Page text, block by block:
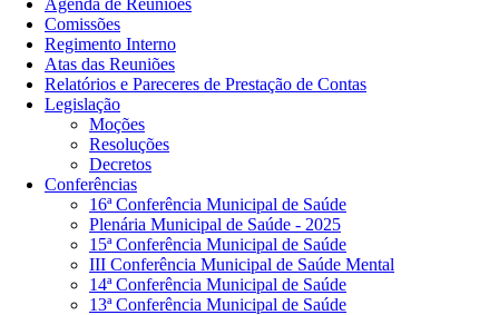
Agenda de Reuniões
Comissões
Regimento Interno
Atas das Reuniões
Relatórios e Pareceres de Prestação de Contas
Legislação
Moções
Resoluções
Decretos
Conferências
16ª Conferência Municipal de Saúde
Plenária Municipal de Saúde - 2025
15ª Conferência Municipal de Saúde
III Conferência Municipal de Saúde Mental
14ª Conferência Municipal de Saúde
13ª Conferência Municipal de Saúde